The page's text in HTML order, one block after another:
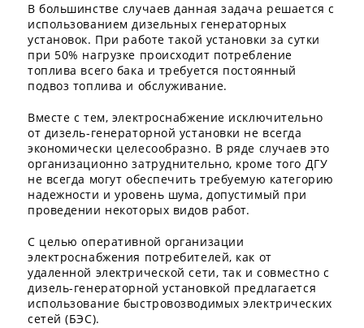
В большинстве случаев данная задача решается с
использованием дизельных генераторных
установок. При работе такой установки за сутки
при 50% нагрузке происходит потребление
топлива всего бака и требуется постоянный
подвоз топлива и обслуживание.
Вместе с тем, электроснабжение исключительно
от дизель-генераторной установки не всегда
экономически целесообразно. В ряде случаев это
организационно затруднительно, кроме того ДГУ
не всегда могут обеспечить требуемую категорию
надежности и уровень шума, допустимый при
проведении некоторых видов работ.
С целью оперативной организации
электроснабжения потребителей, как от
удаленной электрической сети, так и совместно с
дизель-генераторной установкой предлагается
использование быстровозводимых электрических
сетей (БЭС).